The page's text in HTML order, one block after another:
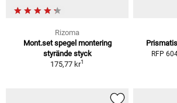
Rizoma
Mont.set spegel montering
styrände styck
175,77 kr1
RFP